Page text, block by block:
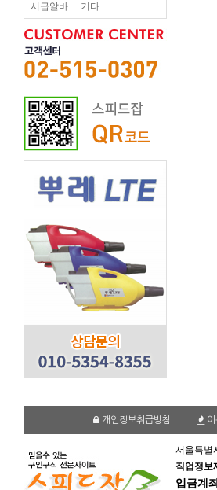
시급알바 기타
개인정보취급방침
서울특별
직업정보
입금계